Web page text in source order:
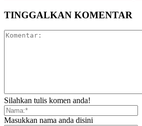
TINGGALKAN KOMENTAR
Silahkan tulis komen anda!
Masukkan nama anda disini